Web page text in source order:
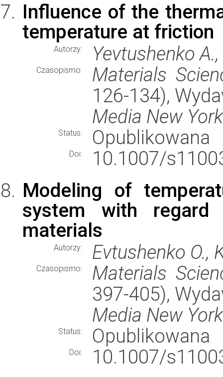
Influence of the
temperature at friction
Autorzy: Yevtushenko
Czasopismo:
Materials
126-134),
Media New York
Status: Opublikowana
Doi:
10.1007/
Modeling of
system with
materials
Autorzy: Evtushenko O.,
Czasopismo:
Materials
397-405),
Media New York
Status: Opublikowana
Doi:
10.1007/